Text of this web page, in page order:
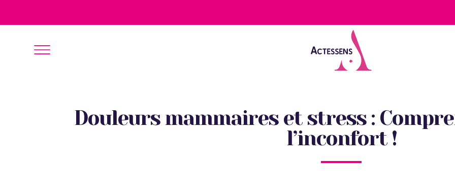
Douleurs mammaires et stress :
l’inconfort !